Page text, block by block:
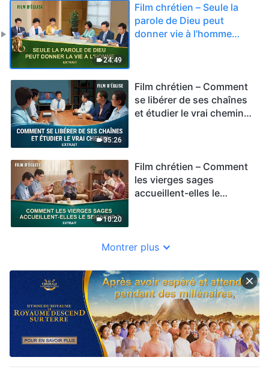
24:49
Film chrétien – Seule la
parole de Dieu peut
donner vie à l'homme
35:26
Film chrétien – Comment
se libérer de ses chaînes
et étudier le vrai chemin
10:20
Film chrétien – Comment
les vierges sages
accueillent-elles le
Montrer plus